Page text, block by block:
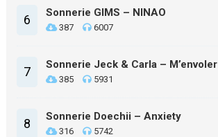
6 Sonnerie GIMS – NINAO
387 6007
7 Sonnerie Jeck & Carla – M’envoler
385 5931
8 Sonnerie Doechii – Anxiety
316 5742